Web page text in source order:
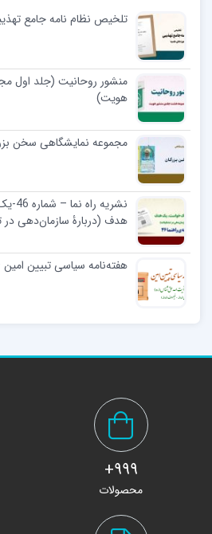
تلخیص نظام نامه جامع
منشور روحانیت (جلد اول
هویت)
مجموعه نمایشگاهی سخن
هدف (دربارۀ سازمان‌دهی
هفته‌نامه سیاسی تبیین امین
999+
محصولات